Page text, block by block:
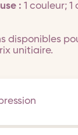
: 1 couleur; 1
disponibles
unitiaire.